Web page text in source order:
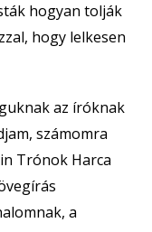
hogyan tolják
hogy lelkesen
az íróknak
számomra
Trónok Harca
a